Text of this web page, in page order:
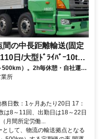
の中長距離輸送(固定
日/大型ﾄﾞﾗｲﾊﾞｰ10t定
）。2h毎休憩・自社運
所
日数：1ヶ月あたり20日 17：
は8～11回、出勤日は18～22日
月間所定労働...
して、物流の輸送拠点となる